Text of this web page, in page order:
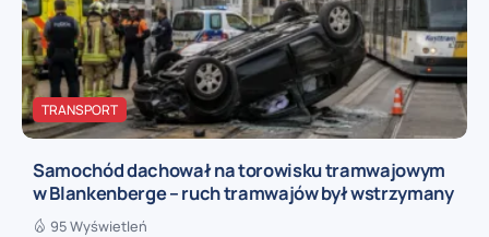
TRANSPORT
Samochód dachował na torowisku tramwajowym
w Blankenberge – ruch tramwajów był wstrzymany
95 Wyświetleń